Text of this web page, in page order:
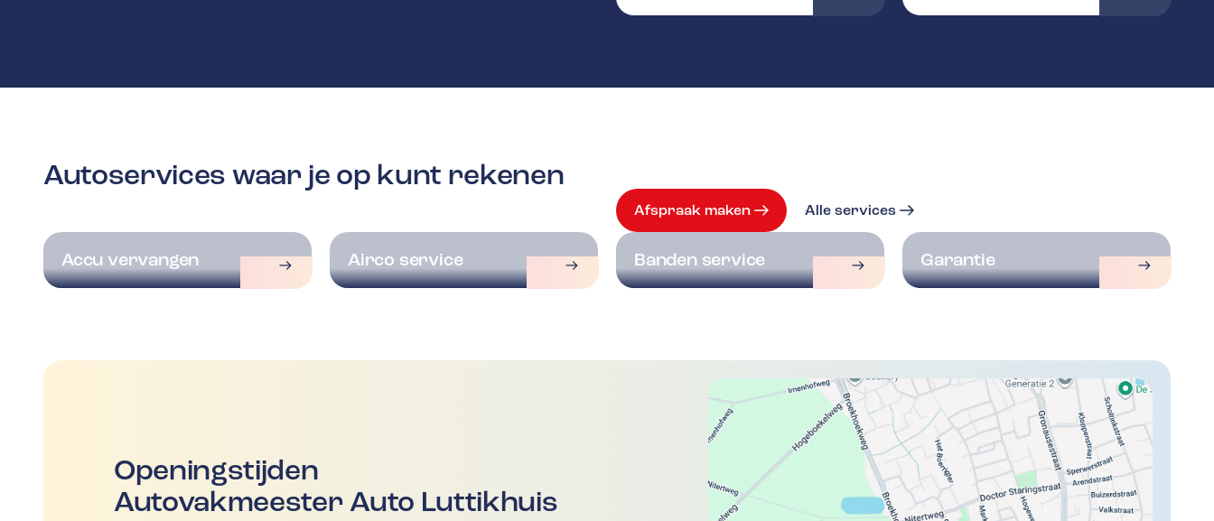
Autoservices waar je op kunt rekenen
Afspraak maken Alle services
Accu vervangen Airco service Banden service Garantie
Openingstijden
Autovakmeester Auto Luttikhuis